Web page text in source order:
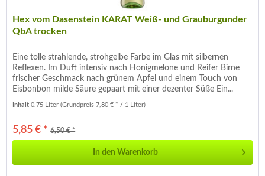
Hex vom Dasenstein KARAT Weiß- und Grauburgunder
QbA trocken
Eine tolle strahlende, strohgelbe Farbe im Glas mit silbernen
Reflexen. Im Duft intensiv nach Honigmelone und Reifer Birne
frischer Geschmack nach grünem Apfel und einem Touch von
Eisbonbon milde Säure gepaart mit einer dezenter Süße Ein...
Inhalt0.75 Liter(Grundpreis 7,80 € * / 1 Liter)
5,85 € * 6,50 € *
In den Warenkorb